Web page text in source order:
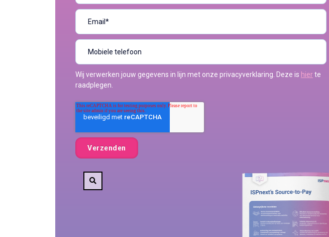
Wij verwerken jouw gegevens in lijn met onze privacyverklaring. Deze is hierte
raadplegen.